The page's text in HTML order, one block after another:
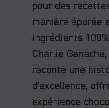
pour des
manière épurée
ingrédients
Charlie Ganache
raconte une
d'excellence,
expérience